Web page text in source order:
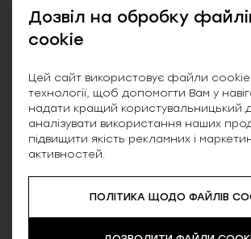
Схожі товари
SALE
Дозвіл на обробку
cookie
Цей сайт використовує файли cookie
технології, щоб допомогти Вам у
надати кращий користувальницький
аналізувати використання наших
підвищити якість рекламних і
активностей.
ПОЛІТИКА ЩОДО ФАЙЛІВ